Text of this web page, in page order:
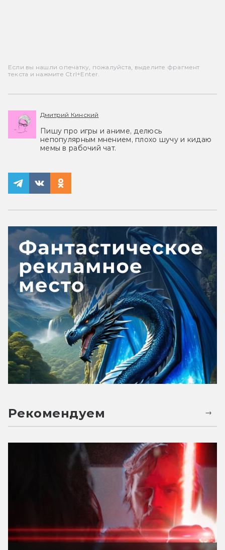
Если вы нашли опечатку, пожалуйста, выделите фрагмент
текста и нажмите Ctrl+Enter.
Дмитрий Кинский
Пишу про игры и аниме, делюсь
непопулярным мнением, плохо шучу и кидаю
мемы в рабочий чат.
Рекомендуем